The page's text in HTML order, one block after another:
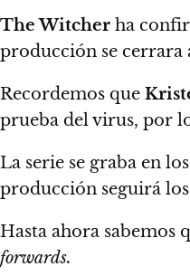
The Witcher ha
producción se cerrara
Recordemos que
prueba del virus, por
La serie se graba en
producción seguirá
Hasta ahora sabemos
forwards.